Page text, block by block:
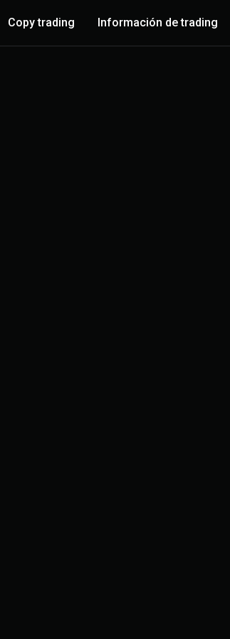
Copy trading Información de trading